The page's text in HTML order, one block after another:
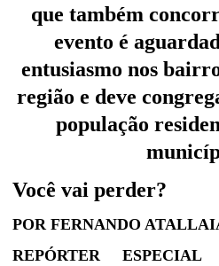
que também
evento é
entusiasmo nos
região e deve
população
Você vai perder?
POR FERNANDO
REPÓRTER